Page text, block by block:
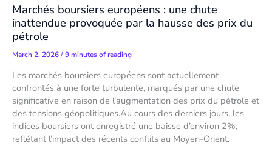
Marchés boursiers européens : une chute
inattendue provoquée par la hausse des prix du
pétrole
March 2, 2026/9 minutes of reading
Les marchés boursiers européens sont actuellement
confrontés à une forte turbulente, marqués par une chute
significative en raison de l’augmentation des prix du pétrole et
des tensions géopolitiques.Au cours des derniers jours, les
indices boursiers ont enregistré une baisse d’environ 2%,
reflétant l’impact des récents conflits au Moyen-Orient.